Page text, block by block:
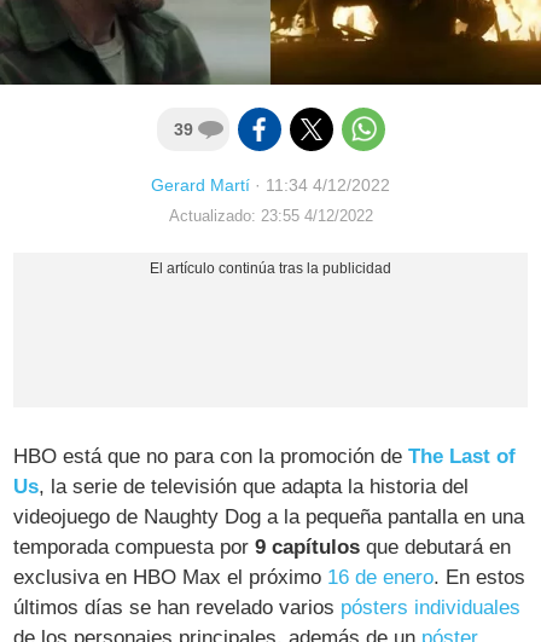
39
Gerard Martí · 11:34 4/12/2022
Actualizado: 23:55 4/12/2022
HBO está que no para con la promoción deThe Last of
Us, la serie de televisión que adapta la historia del
videojuego de Naughty Dog a la pequeña pantalla en una
temporada compuesta por9 capítulos que debutará en
exclusiva en HBO Max el próximo 16 de enero. En estos
últimos días se han revelado varios pósters individuales